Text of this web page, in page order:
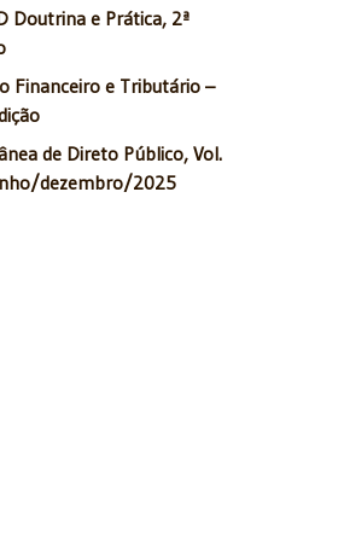
Doutrina e Prática, 2ª
Financeiro e Tributário –
de Direto Público, Vol.
dezembro/2025